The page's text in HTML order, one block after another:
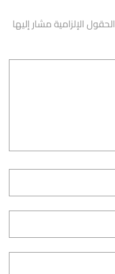
الحقول الإلزامية مشار إليها